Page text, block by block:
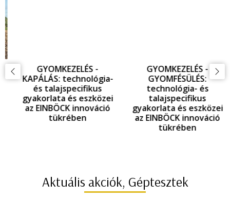
GYOMKEZELÉS -
KAPÁLÁS: technológia-
és talajspecifikus
gyakorlata és eszközei
az EINBÖCK innováció
tükrében
GYOMKEZELÉS -
GYOMFÉSÜLÉS:
technológia- és
talajspecifikus
gyakorlata és eszközei
az EINBÖCK innováció
tükrében
Aktuális akciók, Géptesztek